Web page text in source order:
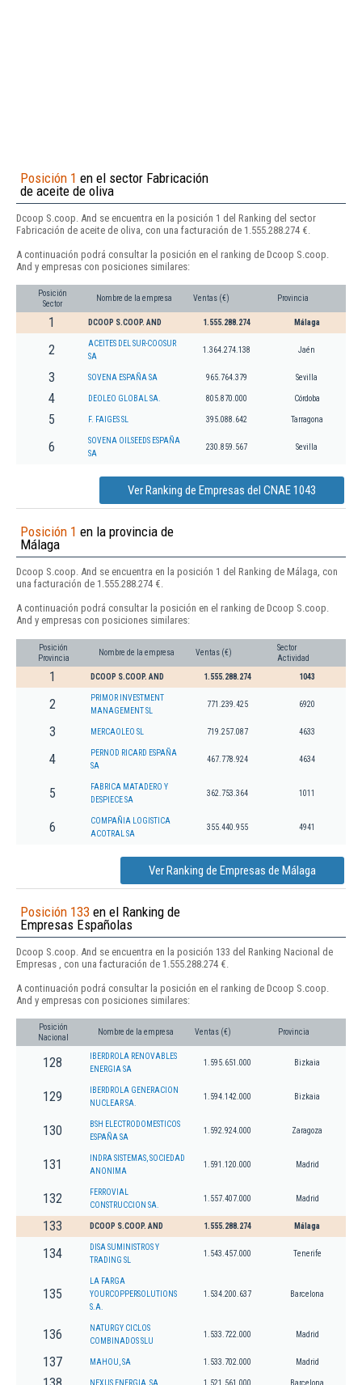
Posición 1 en el sector Fabricación
de aceite de oliva
Dcoop S.coop. And se encuentra en la posición 1 del Ranking del sector
Fabricación de aceite de oliva, con una facturación de 1.555.288.274 €.
A continuación podrá consultar la posición en el ranking de Dcoop S.coop.
And y empresas con posiciones similares:
Posición
Sector
Nombre de la empresa Ventas (€) Provincia
1 DCOOP S.COOP. AND 1.555.288.274 Málaga
2
ACEITES DEL SUR-COOSUR
SA
1.364.274.138 Jaén
3 SOVENA ESPAÑA SA 965.764.379 Sevilla
4 DEOLEO GLOBAL SA. 805.870.000 Córdoba
5 F. FAIGES SL 395.088.642 Tarragona
6
SOVENA OILSEEDS ESPAÑA
SA
230.859.567 Sevilla
Ver Ranking de Empresas del CNAE 1043
Posición 1 en la provincia de
Málaga
Dcoop S.coop. And se encuentra en la posición 1 del Ranking de Málaga, con
una facturación de 1.555.288.274 €.
A continuación podrá consultar la posición en el ranking de Dcoop S.coop.
And y empresas con posiciones similares:
Posición
Provincia
Nombre de la empresa Ventas (€)
Sector
Actividad
1 DCOOP S.COOP. AND 1.555.288.274 1043
2
PRIMOR INVESTMENT
MANAGEMENT SL
771.239.425 6920
3 MERCAOLEO SL 719.257.087 4633
4
PERNOD RICARD ESPAÑA
SA
467.778.924 4634
5
FABRICA MATADERO Y
DESPIECE SA
362.753.364 1011
6
COMPAÑIA LOGISTICA
ACOTRAL SA
355.440.955 4941
Ver Ranking de Empresas de Málaga
Posición 133 en el Ranking de
Empresas Españolas
Dcoop S.coop. And se encuentra en la posición 133 del Ranking Nacional de
Empresas , con una facturación de 1.555.288.274 €.
A continuación podrá consultar la posición en el ranking de Dcoop S.coop.
And y empresas con posiciones similares:
Posición
Nacional
Nombre de la empresa Ventas (€) Provincia
128
IBERDROLA RENOVABLES
ENERGIA SA
1.595.651.000 Bizkaia
129
IBERDROLA GENERACION
NUCLEAR SA.
1.594.142.000 Bizkaia
130
BSH ELECTRODOMESTICOS
ESPAÑA SA
1.592.924.000 Zaragoza
131
INDRA SISTEMAS, SOCIEDAD
ANONIMA
1.591.120.000 Madrid
132
FERROVIAL
CONSTRUCCION SA.
1.557.407.000 Madrid
133 DCOOP S.COOP. AND 1.555.288.274 Málaga
134
DISA SUMINISTROS Y
TRADING SL
1.543.457.000 Tenerife
135
LA FARGA
YOURCOPPERSOLUTIONS
S.A.
1.534.200.637 Barcelona
136
NATURGY CICLOS
COMBINADOS SLU
1.533.722.000 Madrid
137 MAHOU, SA 1.533.702.000 Madrid
NEXUS ENERGIA, SA 1.521.561.000 Barcelona